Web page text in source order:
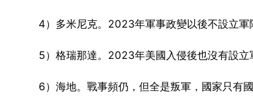
4）多米尼克。2023年軍事政變以後不設立軍
5）格瑞那達。2023年美國入侵後也沒有設立
6）海地。戰事頻仍，但全是叛軍，國家只有